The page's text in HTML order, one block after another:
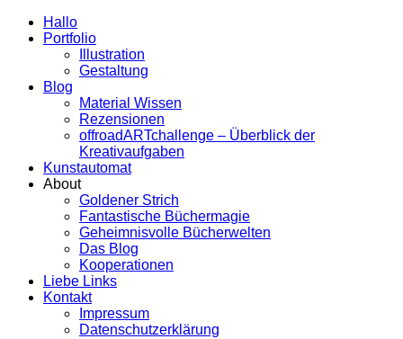
Hallo
Portfolio
Illustration
Gestaltung
Blog
Material Wissen
Rezensionen
offroadARTchallenge – Überblick der
Kreativaufgaben
Kunstautomat
About
Goldener Strich
Fantastische Büchermagie
Geheimnisvolle Bücherwelten
Das Blog
Kooperationen
Liebe Links
Kontakt
Impressum
Datenschutzerklärung